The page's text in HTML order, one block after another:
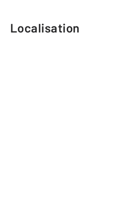
Localisation